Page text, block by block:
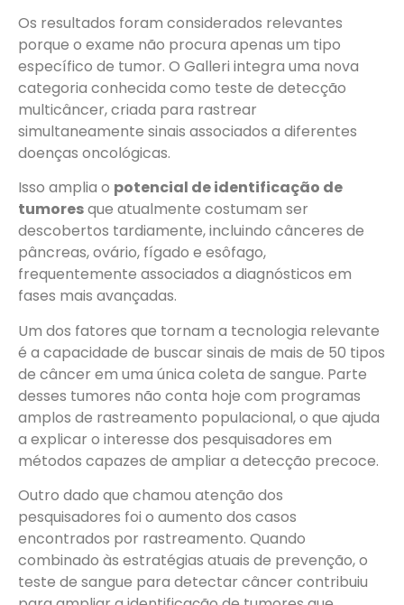
Os resultados foram considerados relevantes
porque o exame não procura apenas um tipo
específico de tumor. O Galleri integra uma nova
categoria conhecida como teste de detecção
multicâncer, criada para rastrear
simultaneamente sinais associados a diferentes
doenças oncológicas.
Isso amplia o potencial de identificação de
tumoresque atualmente costumam ser
descobertos tardiamente, incluindo cânceres de
pâncreas, ovário, fígado e esôfago,
frequentemente associados a diagnósticos em
fases mais avançadas.
Um dos fatores que tornam a tecnologia relevante
é a capacidade de buscar sinais de mais de 50 tipos
de câncer em uma única coleta de sangue. Parte
desses tumores não conta hoje com programas
amplos de rastreamento populacional, o que ajuda
a explicar o interesse dos pesquisadores em
métodos capazes de ampliar a detecção precoce.
Outro dado que chamou atenção dos
pesquisadores foi o aumento dos casos
encontrados por rastreamento. Quando
combinado às estratégias atuais de prevenção, o
teste de sangue para detectar câncer contribuiu